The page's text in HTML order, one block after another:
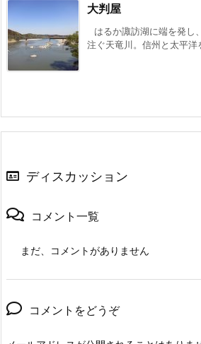
大判屋
はるか諏訪湖に端を発し
注ぐ天竜川。信州と太平洋
ディスカッション
コメント一覧
まだ、コメントがありません
コメントをどうぞ